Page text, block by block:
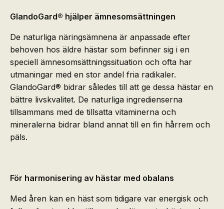
GlandoGard® hjälper ämnesomsättningen
De naturliga näringsämnena är anpassade efter
behoven hos äldre hästar som befinner sig i en
speciell ämnesomsättningssituation och ofta har
utmaningar med en stor andel fria radikaler.
GlandoGard® bidrar således till att ge dessa hästar en
bättre livskvalitet. De naturliga ingredienserna
tillsammans med de tillsatta vitaminerna och
mineralerna bidrar bland annat till en fin hårrem och
päls.
För harmonisering av hästar med obalans
Med åren kan en häst som tidigare var energisk och